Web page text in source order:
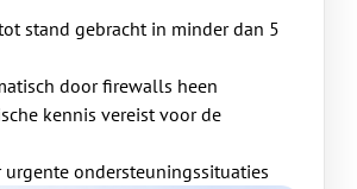
stand gebracht in minder dan 5
door firewalls heen
kennis vereist voor de
urgente ondersteuningssituaties